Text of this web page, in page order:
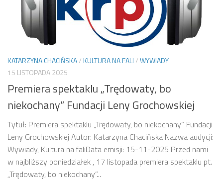
KATARZYNA CHACIŃSKA/KULTURA NA FALI/WYWIADY
15 LISTOPADA 2025
Premiera spektaklu „Trędowaty, bo
niekochany” Fundacji Leny Grochowskiej
Tytuł: Premiera spektaklu „Trędowaty, bo niekochany” Fundacji
Leny Grochowskiej Autor: Katarzyna Chacińska Nazwa audycji:
Wywiady, Kultura na faliData emisji: 15-11-2025 Przed nami
w najbliższy poniedziałek , 17 listopada premiera spektaklu pt.
„Trędowaty, bo niekochany”...